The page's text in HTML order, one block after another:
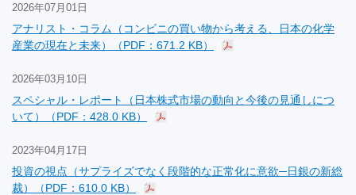
2026年07月01日
アナリスト・コラム（コンビニの買い物から考える、日本の化学
産業の現在と未来）（PDF：671.2 KB）
2026年03月10日
スペシャル・レポート（日本株式市場の動向と今後の見通しにつ
いて）（PDF：428.0 KB）
2023年04月17日
投資の視点（サプライズでなく段階的な正常化に意欲─日銀の新総
裁）（PDF：610.0 KB）